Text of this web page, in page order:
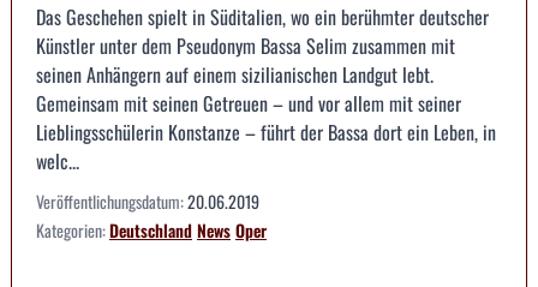
Das Geschehen spielt in Süditalien, wo ein berühmter deutscher
Künstler unter dem Pseudonym Bassa Selim zusammen mit
seinen Anhängern auf einem sizilianischen Landgut lebt.
Gemeinsam mit seinen Getreuen – und vor allem mit seiner
Lieblingsschülerin Konstanze – führt der Bassa dort ein Leben, in
welc...
Veröffentlichungsdatum:20.06.2019
Kategorien:DeutschlandNewsOper